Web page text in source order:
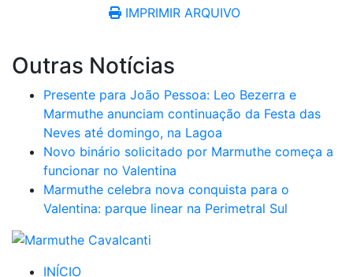
IMPRIMIR ARQUIVO
Outras Notícias
Presente para João Pessoa: Leo Bezerra e
Marmuthe anunciam continuação da Festa das
Neves até domingo, na Lagoa
Novo binário solicitado por Marmuthe começa a
funcionar no Valentina
Marmuthe celebra nova conquista para o
Valentina: parque linear na Perimetral Sul
INÍCIO